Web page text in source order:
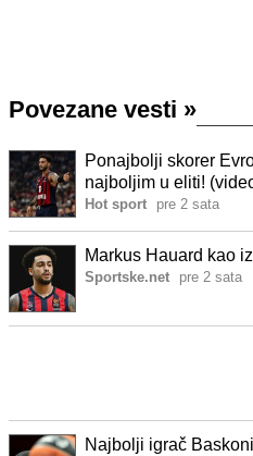
Povezane vesti »
Ponajbolji skorer
najboljim u eliti!
Hot sport pre 2 sata
Markus Hauard kao
Sportske.net pre 2 sata
Najbolji igrač